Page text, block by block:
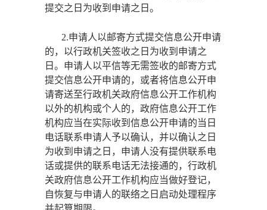
提交之日为收到申请之日。
2.申请人以邮寄方式提交信息公开申请
的，以行政机关签收之日为收到申请之
日。申请人以平信等无需签收的邮寄方式
提交信息公开申请的，或者将信息公开申
请寄送至行政机关政府信息公开工作机构
以外的机构或个人的，政府信息公开工作
机构应当在实际收到信息公开申请的当日
电话联系申请人予以确认，并以确认之日
为收到申请之日，申请人没有提供联系电
话或提供的联系电话无法接通的，行政机
关政府信息公开工作机构应当做好登记，
自恢复与申请人的联络之日启动处理程序